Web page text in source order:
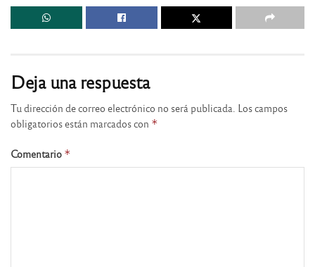
Deja una respuesta
Tu dirección de correo electrónico no será publicada. Los campos
obligatorios están marcados con *
Comentario *